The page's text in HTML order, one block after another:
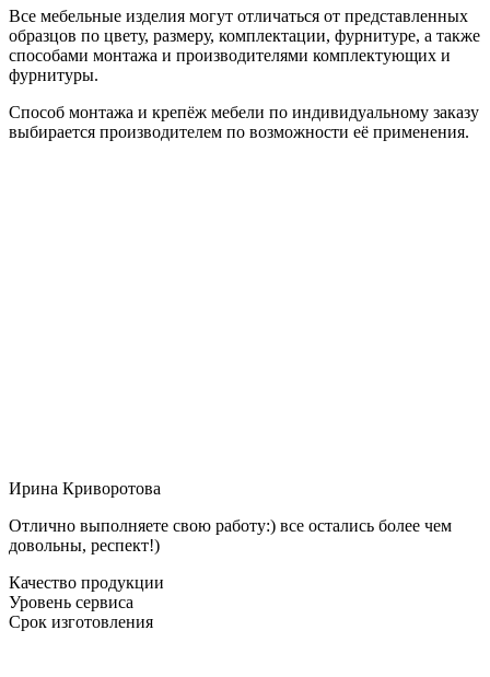
Все мебельные изделия могут отличаться от представленных
образцов по цвету, размеру, комплектации, фурнитуре, а также
способами монтажа и производителями комплектующих и
фурнитуры.
Способ монтажа и крепёж мебели по индивидуальному заказу
выбирается производителем по возможности её применения.
Ирина Криворотова
Отлично выполняете свою работу:) все остались более чем
довольны, респект!)
Качество продукции
Уровень сервиса
Срок изготовления